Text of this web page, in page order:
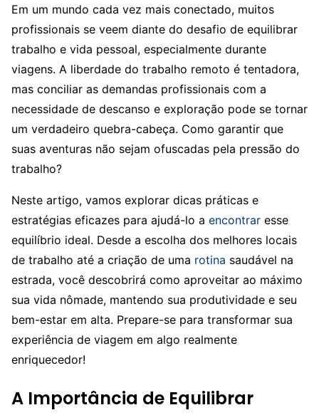
Em um mundo cada vez mais conectado, muitos
profissionais se veem diante do desafio de equilibrar
trabalho e vida pessoal, especialmente durante
viagens. A liberdade do trabalho remoto é tentadora,
mas conciliar as demandas profissionais com a
necessidade de descanso e exploração pode se tornar
um verdadeiro quebra-cabeça. Como garantir que
suas aventuras não sejam ofuscadas pela pressão do
trabalho?
Neste artigo, vamos explorar dicas práticas e
estratégias eficazes para ajudá-lo a encontrar esse
equilíbrio ideal. Desde a escolha dos melhores locais
de trabalho até a criação de uma rotina saudável na
estrada, você descobrirá como aproveitar ao máximo
sua vida nômade, mantendo sua produtividade e seu
bem-estar em alta. Prepare-se para transformar sua
experiência de viagem em algo realmente
enriquecedor!
A Importância de Equilibrar